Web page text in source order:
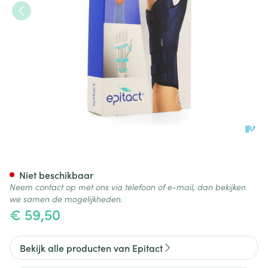
€ 59,50
Niet beschikbaar
Neem contact op met ons via telefoon of e-mail, dan bekijken
we samen de mogelijkheden.
Bekijk alle producten van Epitact